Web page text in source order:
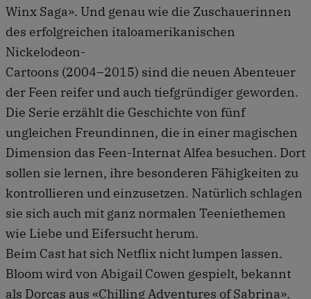
Winx Saga». Und genau wie die Zuschauerinnen
des erfolgreichen italoamerikanischen
Nickelodeon-
Cartoons (2004–2015) sind die neuen Abenteuer
der Feen reifer und auch tiefgründiger geworden.
Die Serie erzählt die Geschichte von fünf
ungleichen Freundinnen, die in einer magischen
Dimension das Feen-Internat Alfea besuchen. Dort
sollen sie lernen, ihre besonderen Fähigkeiten zu
kontrollieren und einzusetzen. Natürlich schlagen
sie sich auch mit ganz normalen Teeniethemen
wie Liebe und Eifersucht herum.
Beim Cast hat sich Netflix nicht lumpen lassen.
Bloom wird von Abigail Cowen gespielt, bekannt
als Dorcas aus «Chilling Adventures of Sabrina».